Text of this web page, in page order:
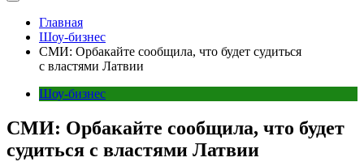
Главная
Шоу-бизнес
СМИ: Орбакайте сообщила, что будет судиться
с властями Латвии
Шоу-бизнес
СМИ: Орбакайте сообщила, что будет
судиться с властями Латвии